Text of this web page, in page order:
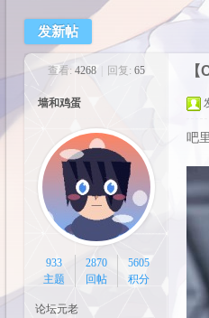
发新帖
查看: 4268 回复: 65
墙和鸡蛋
933
主题
2870
回帖
5605
积分
论坛元老
吧